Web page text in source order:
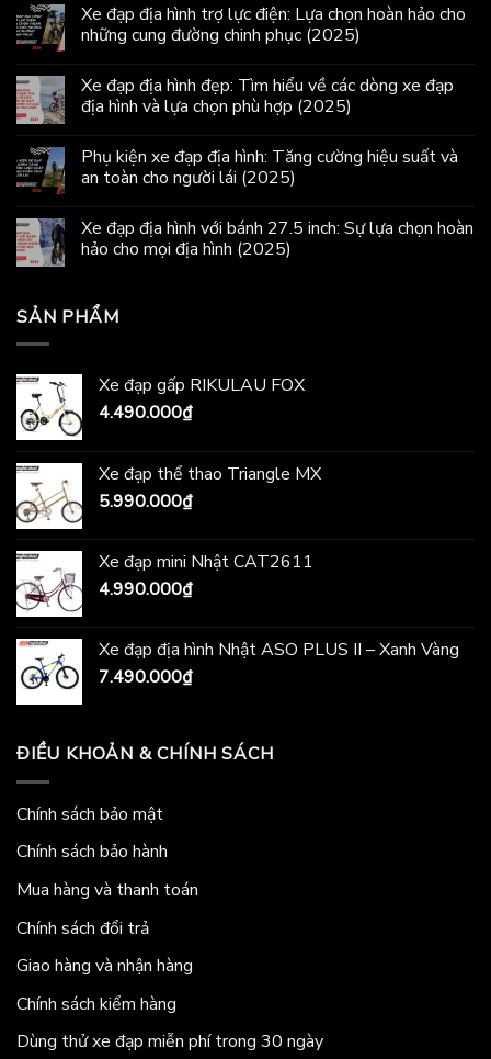
Xe đạp địa hình trợ lực điện: Lựa chọn hoàn hảo cho
những cung đường chinh phục (2025)
Xe đạp địa hình đẹp: Tìm hiểu về các dòng xe đạp
địa hình và lựa chọn phù hợp (2025)
Phụ kiện xe đạp địa hình: Tăng cường hiệu suất và
an toàn cho người lái (2025)
Xe đạp địa hình với bánh 27.5 inch: Sự lựa chọn hoàn
hảo cho mọi địa hình (2025)
SẢN PHẨM
Xe đạp gấp RIKULAU FOX
4.490.000₫
Xe đạp thể thao Triangle MX
5.990.000₫
Xe đạp mini Nhật CAT2611
4.990.000₫
Xe đạp địa hình Nhật ASO PLUS II – Xanh Vàng
7.490.000₫
ĐIỀU KHOẢN & CHÍNH SÁCH
Chính sách bảo mật
Chính sách bảo hành
Mua hàng và thanh toán
Chính sách đổi trả
Giao hàng và nhận hàng
Chính sách kiểm hàng
Dùng thử xe đạp miễn phí trong 30 ngày